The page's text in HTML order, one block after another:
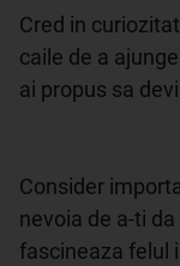
Cred in
caile de a
ai propus sa
Consider
nevoia de a-ti
fascineaza felul